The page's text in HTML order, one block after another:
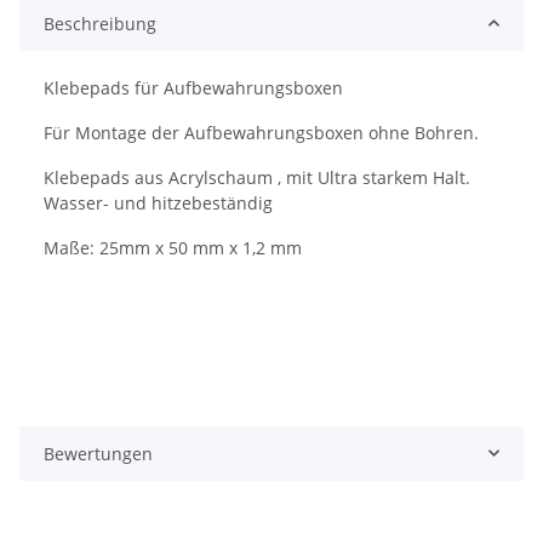
Beschreibung
Klebepads für Aufbewahrungsboxen
Für Montage der Aufbewahrungsboxen ohne Bohren.
Klebepads aus Acrylschaum , mit Ultra starkem Halt.
Wasser- und hitzebeständig
Maße: 25mm x 50 mm x 1,2 mm
Bewertungen